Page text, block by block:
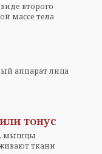
второго
массе тела
аппарат лица
тонус
мышцы
ткани